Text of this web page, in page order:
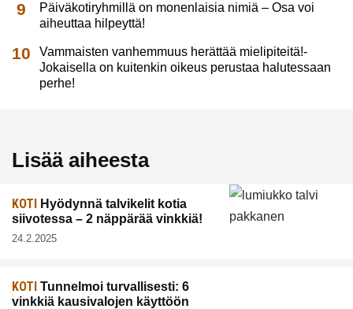
Päiväkotiryhmillä on monenlaisia nimiä – Osa voi
aiheuttaa hilpeyttä!
Vammaisten vanhemmuus herättää mielipiteitä!-
Jokaisella on kuitenkin oikeus perustaa halutessaan
perhe!
Lisää aiheesta
KOTI Hyödynnä talvikelit kotia
siivotessa – 2 näppärää vinkkiä!
24.2.2025
KOTI Tunnelmoi turvallisesti: 6
vinkkiä kausivalojen käyttöön